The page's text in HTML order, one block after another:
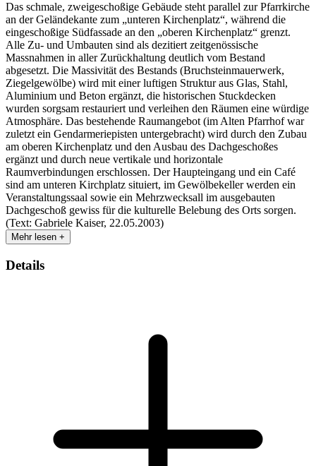
Das schmale, zweigeschoßige Gebäude steht parallel zur Pfarrkirche
an der Geländekante zum „unteren Kirchenplatz“, während die
eingeschoßige Südfassade an den „oberen Kirchenplatz“ grenzt.
Alle Zu- und Umbauten sind als dezitiert zeitgenössische
Massnahmen in aller Zurückhaltung deutlich vom Bestand
abgesetzt. Die Massivität des Bestands (Bruchsteinmauerwerk,
Ziegelgewölbe) wird mit einer luftigen Struktur aus Glas, Stahl,
Aluminium und Beton ergänzt, die historischen Stuckdecken
wurden sorgsam restauriert und verleihen den Räumen eine würdige
Atmosphäre. Das bestehende Raumangebot (im Alten Pfarrhof war
zuletzt ein Gendarmeriepisten untergebracht) wird durch den Zubau
am oberen Kirchenplatz und den Ausbau des Dachgeschoßes
ergänzt und durch neue vertikale und horizontale
Raumverbindungen erschlossen. Der Haupteingang und ein Café
sind am unteren Kirchplatz situiert, im Gewölbekeller werden ein
Veranstaltungssaal sowie ein Mehrzwecksall im ausgebauten
Dachgeschoß gewiss für die kulturelle Belebung des Orts sorgen.
(Text: Gabriele Kaiser, 22.05.2003)
Mehr lesen +
Details